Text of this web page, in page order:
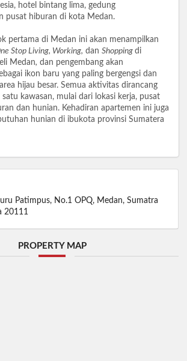
hotel bintang lima, gedung
pusat hiburan di kota Medan.
pertama di Medan ini akan menampilkan
Stop Living, Working, dan Shopping di
Medan, dan pengembang akan
ikon baru yang paling bergengsi dan
hijau besar. Semua aktivitas dirancang
kawasan, mulai dari lokasi kerja, pusat
dan hunian. Kehadiran apartemen ini juga
hunian di ibukota provinsi Sumatera
Patimpus, No.1 OPQ, Medan, Sumatra
20111
PROPERTY MAP